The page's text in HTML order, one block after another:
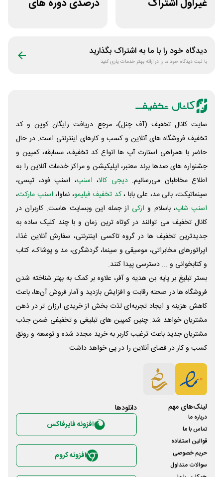
دیدگاه خود را با ما به اشتراک بگذارید
با ثبت دیدگاه خود ما را در ارائه بهتر خدمات یاری کنید
سایت کانال تخفیف (آف چنل)، مرجع دریافت رایگان کوپن و کد
تخفیف فروشگاه های آنلاین و کسب و‌ کارهای اینترنتی است. در حال
حاضر با همراهی استارت آپ ها انواع کد تخفیف، مسابقه، کمپین و
جشنواره های صدها برند معتبر، اپلیکیشن و مراکز خدمات آنلاین را به
اطلاع مخاطبان می‌رسانیم. دیجی کالا، اسنپ، اسنپ فود، تپسی،
سینماتیکت، بانی مد، علی‌ بابا ،کد تخفیف فیلیمو، نماوا، اسنپ مارکت،
اسنپ شاپ، باسلام و ازکی از جمله این وبسایت ‌هاست. کاربران در
کانال تخفیف می توانند در کوتاه ترین زمان و با چند کلیک ساده به
جدیدترین تخفیف ها در گروه تاکسی اینترنتی، سفارش آنلاین غذا،
اپراتورهای مخابراتی، موسیقی و سینما، گردشگری، مد و پوشاک، کتاب
و کتابخوانی و ... دسترسی پیدا کنند.
بستر تبلیغ بر پایه بن هدیه و آفر، علاوه بر کمک به بهتر شناخته شدن
فروشگاه ها در صحنه رقابت و افزایش بازدید و آمار فروش آن‌ها، باعث
کاهش هزینه و ایجاد تجربه‌ای لذت بخش از خریدی ارزان تر در ذهن
مشتریان خواهد شد. چنین کمپین های تبلیغی و تخفیفی ضمن جذب
مشتریان جدید باعث ترغیب کاربر به خرید مجدد شده و توسعه و رونق
کسب و کار در فضای آنلاین را در پی خواهد داشت.
لینک‌های مهم
درباره ما
تماس با ما
قوانین استفاده
حریم خصوصی
سوالات متداول
دانلود‌ها
افزونه فایرفاکس
افزونه کروم